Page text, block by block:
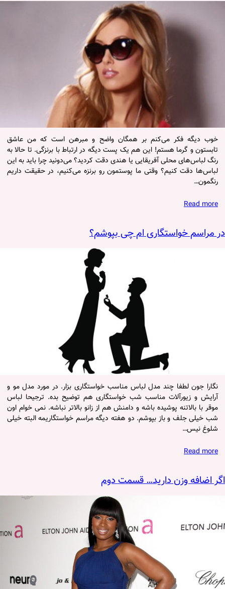
خوب دیگه فکر می‌کنم بر همگان واضح و مبرهن است که من عاشق
تابستون و گرما هستم! این هم یک پست دیگه در ارتباط با برنزگی. تا حالا به
رنگ لباس‌های محلی آفریقایی یا هندی دقت کردید؟ می‌دونید چرا باید به این
لباس‌ها دقت کنیم؟ وقتی ما پوستمون رو برنزه می‌کنیم، در حقیقت داریم
رنگمون…
Read more
در مراسم خواستگاری ام چی بپوشم؟
نگارا جون لطفا چند مدل لباس مناسب خواستگاری بزار. در مورد مدل مو و
آرایش و زیورآلات مناسب شب خواستگاری هم توضیح بده. ترجیحا لباس
موقر با بالاتنه پوشیده باشه و دامنش هم از زانو بالاتر نباشه. نمی خوام اون
شب خیلی جلف و باز بپوشم. دو هفته دیگه مراسم خواستگاریمه البته خیلی
شلوغ نیس…
Read more
اگر اضافه وزن دارید… قسمت دوم